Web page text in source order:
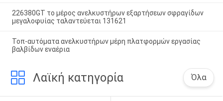
226380GT το μέρος ανελκυστήρων εξαρτήσεων σφραγίδων
μεγαλοφυίας ταλαντεύεται 131621
Τοπ-αυτόματα ανελκυστήρων μέρη πλατφορμών εργασίας
βαλβίδων εναέρια
Λαϊκή κατηγορία Όλα